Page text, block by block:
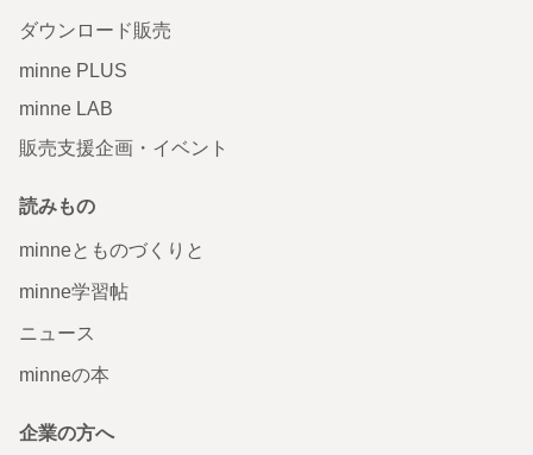
ダウンロード販売
minne PLUS
minne LAB
販売支援企画・イベント
読みもの
minneとものづくりと
minne学習帖
ニュース
minneの本
企業の方へ